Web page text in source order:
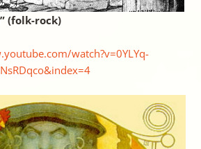
(folk-rock)
watch?v=0YLYq-